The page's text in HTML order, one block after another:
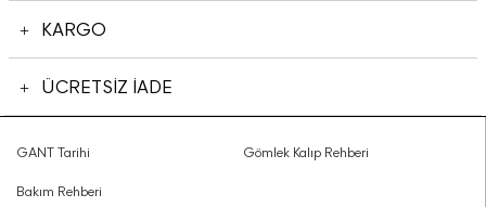
KARGO
ÜCRETSİZ İADE
GANT Tarihi Gömlek Kalıp Rehberi
Bakım Rehberi